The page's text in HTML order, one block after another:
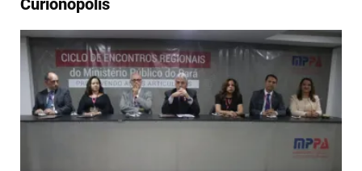
Curionópolis